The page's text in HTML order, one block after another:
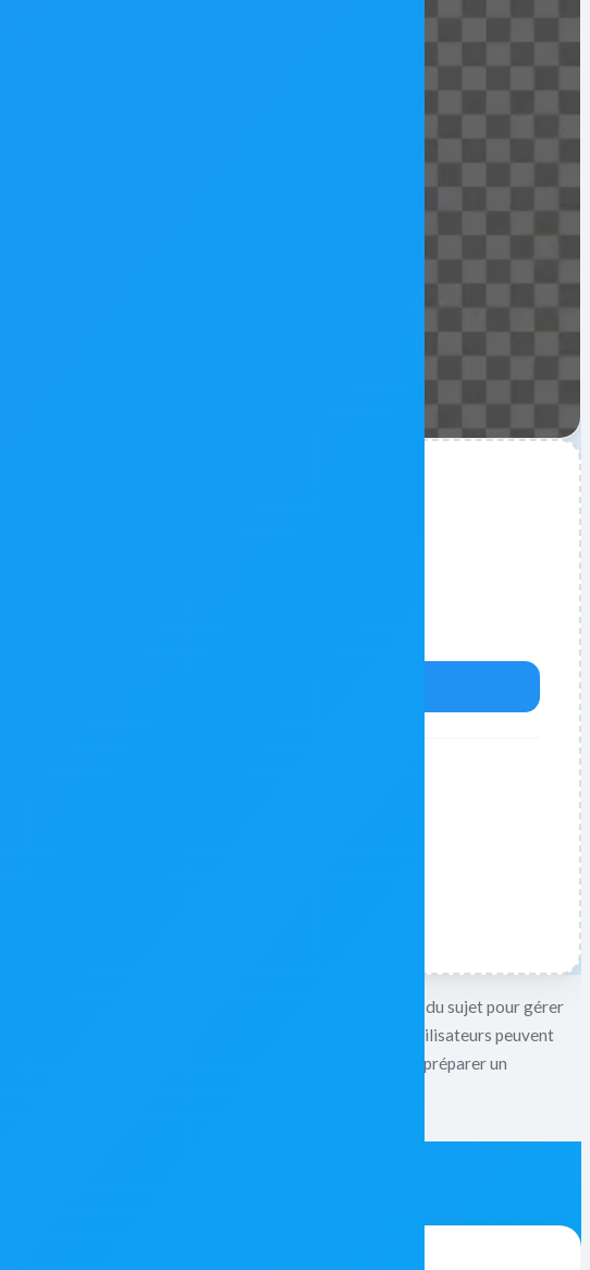
plan sophistiqué, Facelab utilise une détection avancée du sujet pour gérer
ne nécessite aucune compétence en design ; les utilisateurs peuvent
pour une publication sur les réseaux sociaux ou de préparer un